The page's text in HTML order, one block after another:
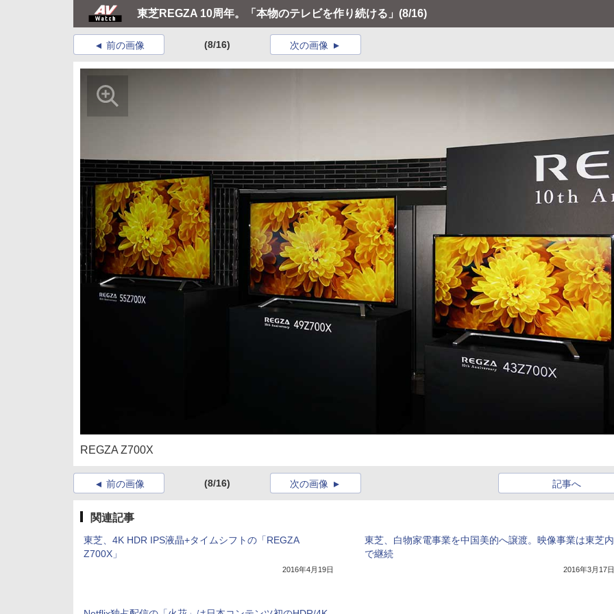
東芝REGZA 10周年。「本物のテレビを作り続ける」 (8/16)
前の画像 (8/16) 次の画像
REGZA Z700X
前の画像 (8/16) 記事へ
次の画像
関連記事
東芝、4K HDR IPS液晶+タイムシフトの「REGZA
Z700X」
2016年4月19日
東芝、白物家電事業を中国美的へ譲渡。映像事業は東芝内
で継続
2016年3月17日